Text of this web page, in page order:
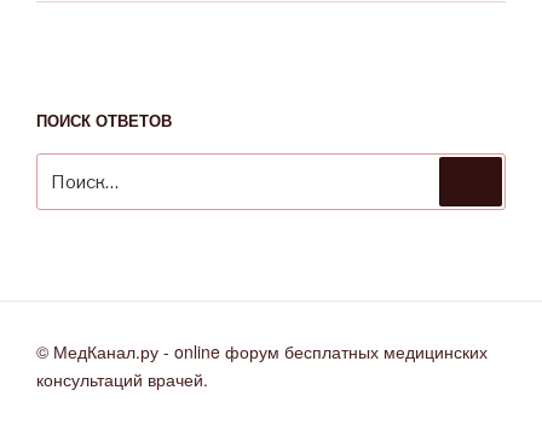
ПОИСК ОТВЕТОВ
© МедКанал.ру - online форум бесплатных медицинских
консультаций врачей.